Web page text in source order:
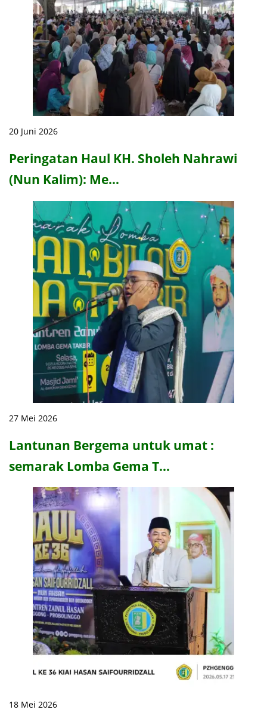
20 Juni 2026
Peringatan Haul KH. Sholeh Nahrawi
(Nun Kalim): Me…
27 Mei 2026
Lantunan Bergema untuk umat :
semarak Lomba Gema T…
18 Mei 2026